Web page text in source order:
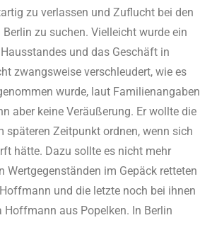
zu verlassen und Zuflucht bei den
zu suchen. Vielleicht wurde ein
und das Geschäft in
zwangsweise verschleudert, wie es
wurde, laut Familienangaben
aber keine Veräußerung. Er wollte die
späteren Zeitpunkt ordnen, wenn sich
hätte. Dazu sollte es nicht mehr
Wertgegenständen im Gepäck retteten
und die letzte noch bei ihnen
Hoffmann aus Popelken. In Berlin